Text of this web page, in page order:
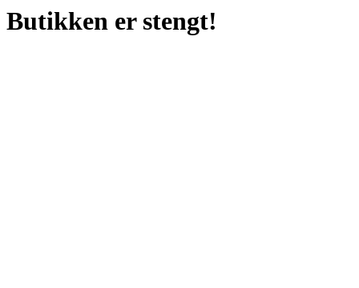
Butikken er stengt!